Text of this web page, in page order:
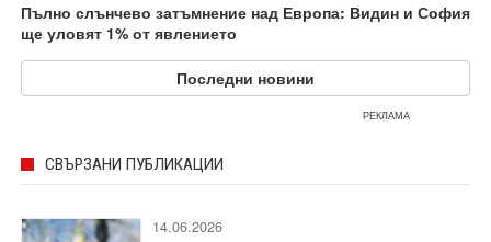
Пълно слънчево затъмнение над Европа: Видин и София
ще уловят 1% от явлението
Последни новини
РЕКЛАМА
СВЪРЗАНИ ПУБЛИКАЦИИ
14.06.2026